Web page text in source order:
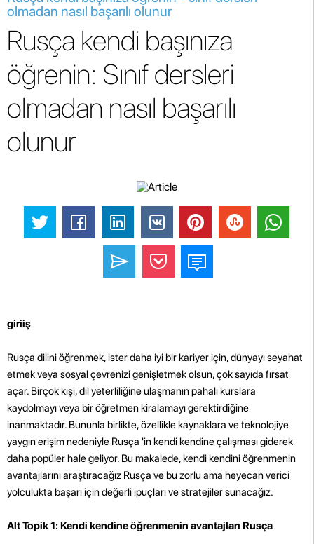
olmadan nasıl başarılı olunur
Rusça kendi başınıza
öğrenin: Sınıf dersleri
olmadan nasıl başarılı
olunur
giriiş
Rusça dilini öğrenmek, ister daha iyi bir kariyer için, dünyayı seyahat
etmek veya sosyal çevrenizi genişletmek olsun, çok sayıda fırsat
açar. Birçok kişi, dil yeterliliğine ulaşmanın pahalı kurslara
kaydolmayı veya bir öğretmen kiralamayı gerektirdiğine
inanmaktadır. Bununla birlikte, özellikle kaynaklara ve teknolojiye
yaygın erişim nedeniyle Rusça 'in kendi kendine çalışması giderek
daha popüler hale geliyor. Bu makalede, kendi kendini öğrenmenin
avantajlarını araştıracağız Rusça ve bu zorlu ama heyecan verici
yolculukta başarı için değerli ipuçları ve stratejiler sunacağız.
Alt Topik 1: Kendi kendine öğrenmenin avantajları Rusça